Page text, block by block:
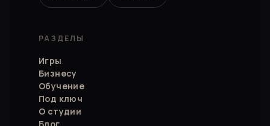
РАЗДЕЛЫ
Игры
Бизнесу
Обучение
Под ключ
О студии